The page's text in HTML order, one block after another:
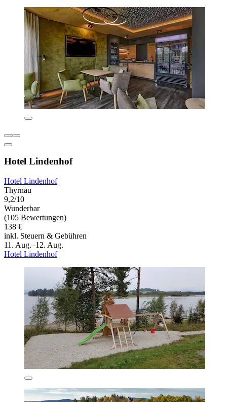
Hotel Lindenhof
Hotel Lindenhof
Thyrnau
9,2/10
Wunderbar
(105 Bewertungen)
138 €
inkl. Steuern & Gebühren
11. Aug.–12. Aug.
Hotel Lindenhof